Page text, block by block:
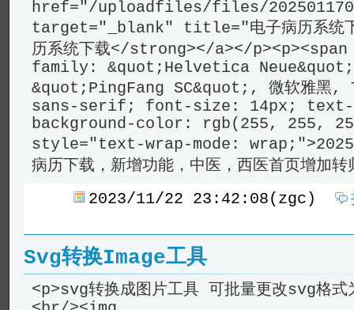
href="/uploadfiles/files/
target="_blank" title="电子病历系统
历系统下载</strong></a></
family: &quot;Helvetica
&quot;PingFang SC&quot;, 微软雅黑
sans-serif; font-size: 14px; text-
background-color: rgb(255, 255,
style="text-wrap-mode:
病历下载，新增功能，中医，西医首页增加
2023/11/22 23:42:08(zgc)
Svg转换Image工具
<p>svg转换成图片工具 可批量更改svg格